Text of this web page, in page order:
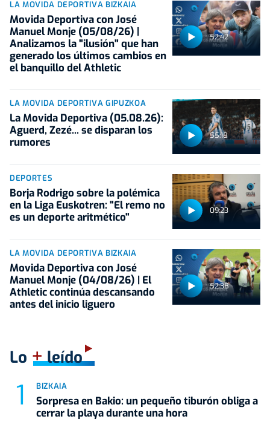
52:42
LA MOVIDA DEPORTIVA BIZKAIA
Movida Deportiva con José
Manuel Monje (05/08/26) |
Analizamos la "ilusión" que han
generado los últimos cambios en
el banquillo del Athletic
55:18
LA MOVIDA DEPORTIVA GIPUZKOA
La Movida Deportiva (05.08.26):
Aguerd, Zezé... se disparan los
rumores
09:23
DEPORTES
Borja Rodrigo sobre la polémica
en la Liga Euskotren: "El remo no
es un deporte aritmético"
52:38
LA MOVIDA DEPORTIVA BIZKAIA
Movida Deportiva con José
Manuel Monje (04/08/26) | El
Athletic continúa descansando
antes del inicio liguero
Lo +leído
BIZKAIA
Sorpresa en Bakio: un pequeño tiburón obliga a
cerrar la playa durante una hora